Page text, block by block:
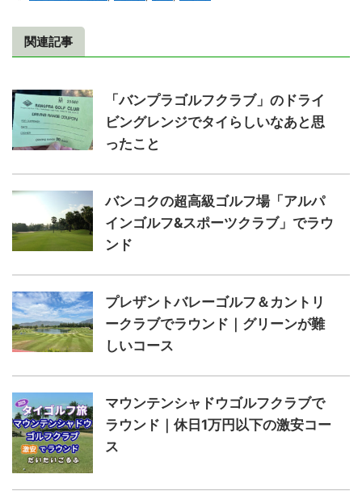
関連記事
「バンプラゴルフクラブ」のドライ
ビングレンジでタイらしいなあと思
ったこと
バンコクの超高級ゴルフ場「アルパ
インゴルフ&スポーツクラブ」でラウ
ンド
プレザントバレーゴルフ＆カントリ
ークラブでラウンド｜グリーンが難
しいコース
マウンテンシャドウゴルフクラブで
ラウンド｜休日1万円以下の激安コー
ス